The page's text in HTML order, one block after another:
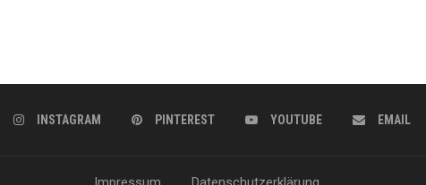
INSTAGRAM PINTEREST YOUTUBE EMAIL